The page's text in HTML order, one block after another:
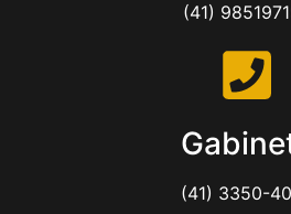
(41)
(41) 3350-